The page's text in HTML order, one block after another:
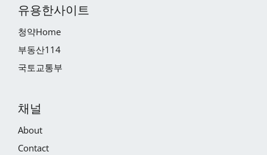
유용한사이트
청약Home
부동산114
국토교통부
채널
About
Contact